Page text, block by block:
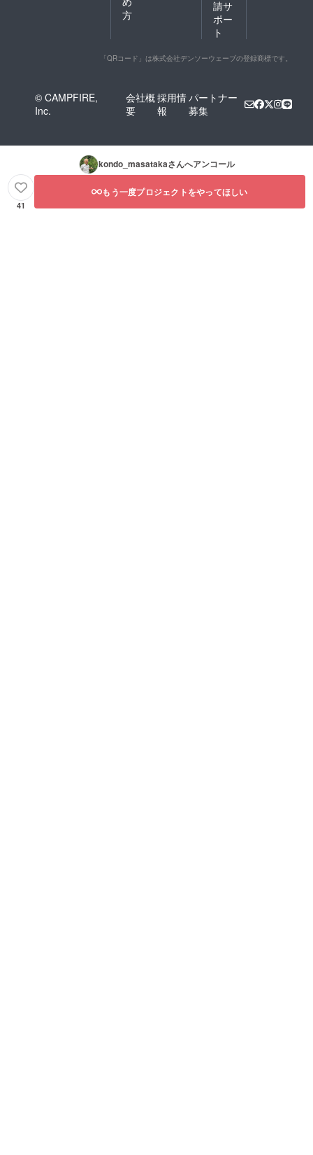
方
請サ
ポー
ト
「QRコード」は株式会社デンソーウェーブの登録商標です。
© CAMPFIRE,
Inc.
会社概
要
採用情
報
パートナー
募集
kondo_masatakaさんへアンコール
41
もう一度プロジェクトをやってほしい